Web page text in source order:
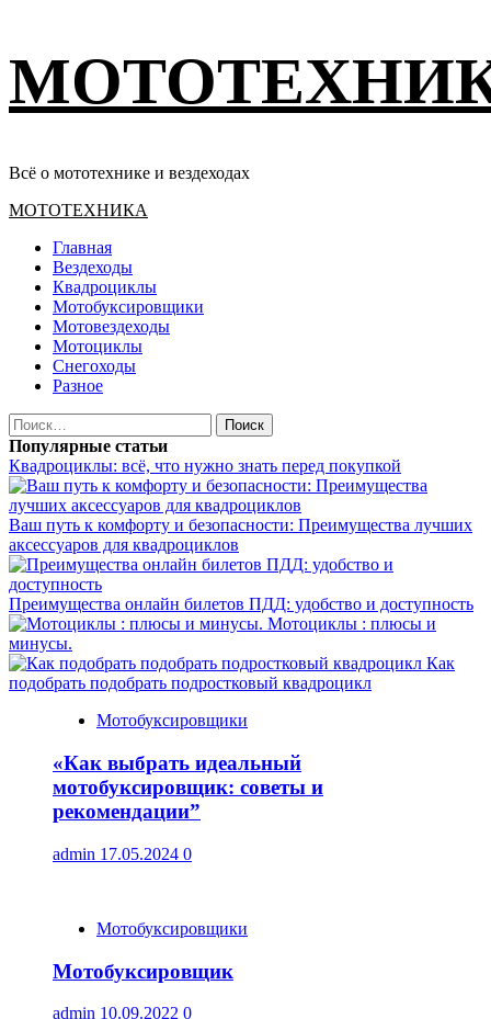
содержимому
Всё о мототехнике и вездеходах
Основное
МОТОТЕХНИКА
Главная
Вездеходы
Квадроциклы
Мотобуксировщики
Мотовездеходы
Мотоциклы
Снегоходы
Разное
Найти:
Популярные статьи
Квадроциклы: всё, что нужно знать перед покупкой
Ваш путь к комфорту и безопасности: Преимущества лучших
аксессуаров для квадроциклов
Преимущества онлайн билетов ПДД: удобство и доступность
Мотоциклы : плюсы и
минусы.
Как
подобрать подобрать подростковый квадроцикл
Мотобуксировщики
«Как выбрать идеальный
мотобуксировщик: советы и
рекомендации”
admin 17.05.2024 0
Мотобуксировщики
Мотобуксировщик
admin 10.09.2022 0